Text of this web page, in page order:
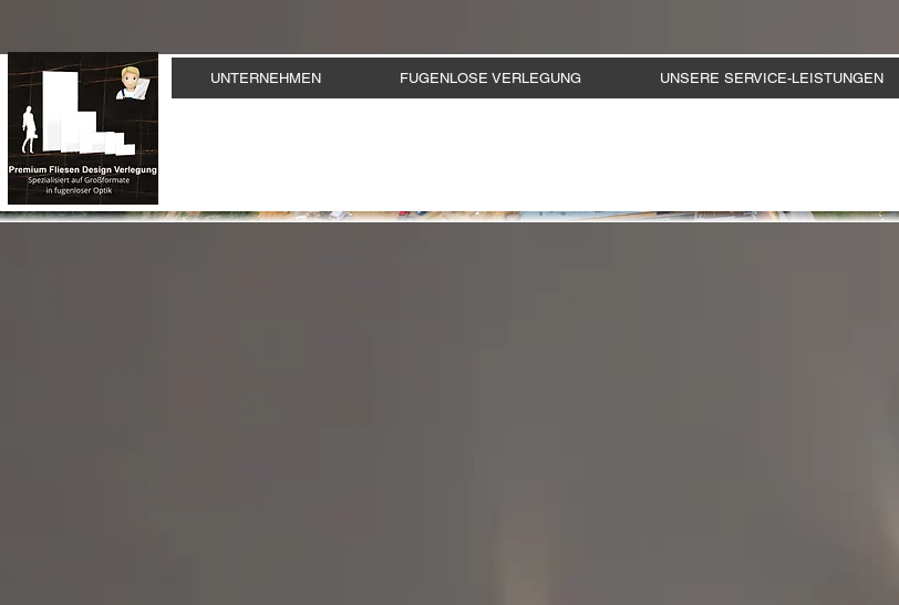
UNTERNEHMEN FUGENLOSE VERLEGUNG UNSERE SERVICE-LEISTUNGEN